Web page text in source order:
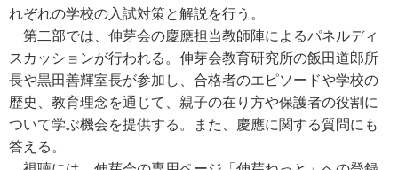
れぞれの学校の入試対策と解説を行う。
第二部では、伸芽会の慶應担当教師陣によるパネルディ
スカッションが行われる。伸芽会教育研究所の飯田道郎所
長や黒田善輝室長が参加し、合格者のエピソードや学校の
歴史、教育理念を通じて、親子の在り方や保護者の役割に
ついて学ぶ機会を提供する。また、慶應に関する質問にも
答える。